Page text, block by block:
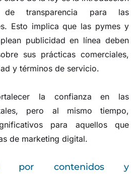
de transparencia para las
Esto implica que las pymes y
publicidad en línea deben
sus prácticas comerciales,
y términos de servicio.
la confianza en las
pero al mismo tiempo,
para aquellos que
de marketing digital.
por contenidos y